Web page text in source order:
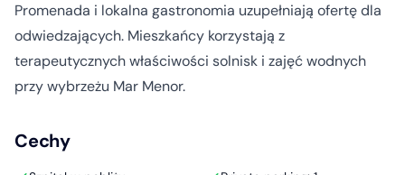
Promenada i lokalna gastronomia uzupełniają ofertę dla
odwiedzających. Mieszkańcy korzystają z
terapeutycznych właściwości solnisk i zajęć wodnych
przy wybrzeżu Mar Menor.
Cechy